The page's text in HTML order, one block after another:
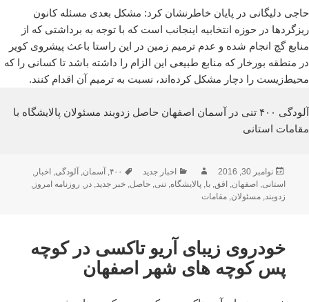
حاجی دلیگانی در پایان خاطرنشان کرد:‌ مشکل بعدی مسئله کانون
ریزگردها در حوزه انتخابیه اینجانب است که با توجه به برداشتی که از
منابع گچ انجام شده و عدم ترمیم زمین در این راستا باعث پیشروی کویر
در منطقه بورخار که منابع طبیعی این الزام را داشته باشد تا کسانی را که
محیط‌زیست را دچار مشکل کرده‌اند، نسبت به ترمیم آن اقدام کنند.
آلودگی ۴۰۰ تنی در آسمان اصفهان حاصل زدوبند مسئولان پالایشگاه با
مقامات استانی
ارسال
شده
در
نوامبر 30, 2016 نویسندهدسته‌ها
اخبار جدید برچسب‌ها
۴۰۰, آسمان, آلودگی, اخبار,
استانی, اصفهان, افق,با,پالایشگاه,تنی,حاصل,خبر جدید,در, روزنامه امروز,
زدوبند,مسئولان,مقامات
خودروی زیبای آریو تاکسی در کوچه
پس کوچه های شهر اصفهان